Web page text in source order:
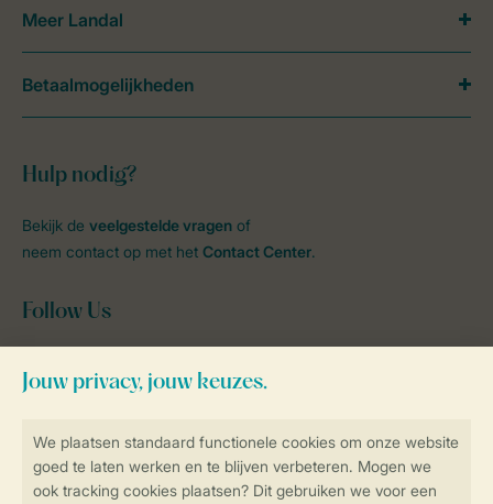
Hulp nodig?
Bekijk de veelgestelde vragen of
neem contact op met het Contact Center.
Follow Us
Blijf op de hoogte
Meer Landal
Betaalmogelijkheden